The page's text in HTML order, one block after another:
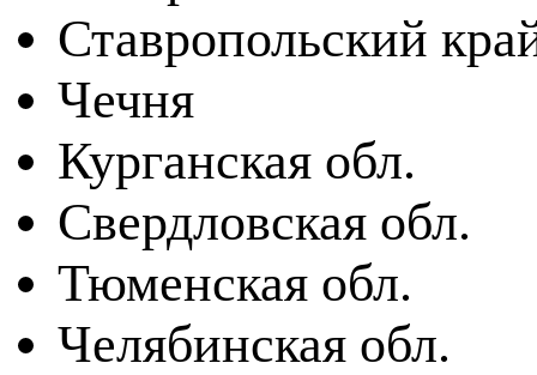
Ставропольский
Чечня
Курганская обл.
Свердловская обл.
Тюменская обл.
Челябинская обл.